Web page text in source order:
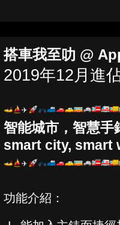
搭車我至叻 @
2019年12月進
智能城市，智慧手
smart city, smart
功能介紹：